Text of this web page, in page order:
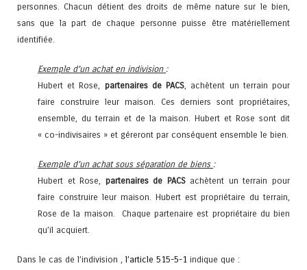
personnes. Chacun détient des droits de même nature sur le bien,
sans que la part de chaque personne puisse être matériellement
identifiée.
Exemple d’un achat en indivision :
Hubert et Rose, partenaires de PACS, achètent un terrain pour
faire construire leur maison. Ces derniers sont propriétaires,
ensemble, du terrain et de la maison. Hubert et Rose sont dit
« co-indivisaires » et géreront par conséquent ensemble le bien.
Exemple d’un achat sous séparation de biens :
Hubert et Rose, partenaires de PACSachètent un terrain pour
faire construire leur maison. Hubert est propriétaire du terrain,
Rose de la maison. Chaque partenaire est propriétaire du bien
qu’il acquiert.
Dans le cas de l’indivision , l’article 515-5-1 indique que :